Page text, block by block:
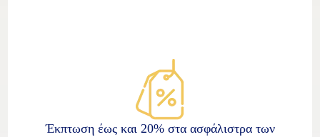
Έκπτωση έως και 20% στα ασφάλιστρα των